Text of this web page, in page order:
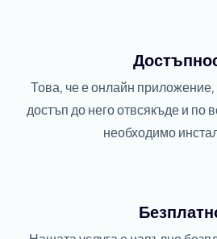
Това, че е онлайн
достъп до него отвсякъде и по
необходимо